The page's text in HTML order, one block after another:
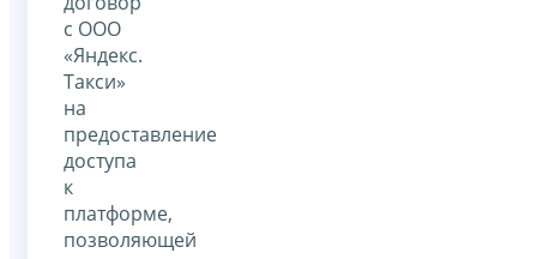
с ООО
«Яндекс.
Такси»
на
предоставление
доступа
к
платформе,
позволяющей